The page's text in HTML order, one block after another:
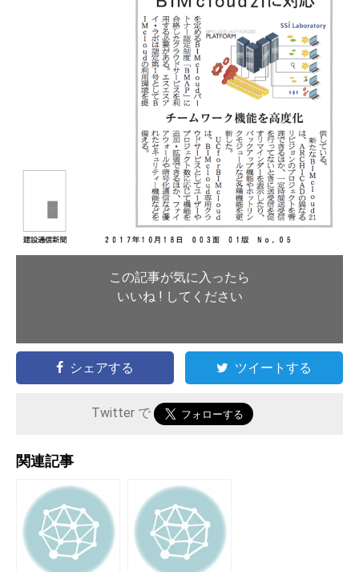
この記事が気に入ったら
いいね ! してください
シェアする ツイートする
Twitter で
関連記事